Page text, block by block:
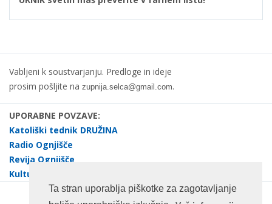
Ta stran uporablja piškotke za zagotavljanje
Vabljeni k soustvarjanju. Predloge in ideje
prosim pošljite na zupnija.selca@gmail.com.
UPORABNE POVZAVE:
Katoliški tednik DRUŽINA
Radio Ognjišče
Revija Ognjišče
Kulturno društvo dr. Janez Evangelist Krek Selca